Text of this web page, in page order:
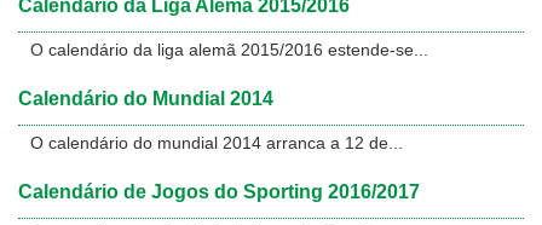
Calendário da Liga Alemã 2015/2016
O calendário da liga alemã 2015/2016 estende-se...
Calendário do Mundial 2014
O calendário do mundial 2014 arranca a 12 de...
Calendário de Jogos do Sporting 2016/2017